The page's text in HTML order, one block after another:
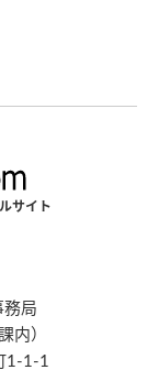
サイト
務局
内）
1-1-1